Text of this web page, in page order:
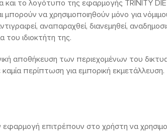
και το λογότυπο της εφαρμογής TRINITY
μπορούν να χρησιμοποιηθούν μόνο για
αναπαραχθεί, διανεμηθεί,
ιδιοκτήτη της.
αποθήκευση των περιεχομένων του
περίπτωση για εμπορική εκμετάλλευση.
επιτρέπουν στο χρήστη να